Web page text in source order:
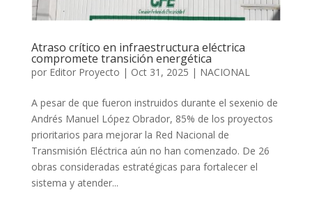
Atraso crítico en infraestructura eléctrica
compromete transición energética
por Editor Proyecto | Oct 31, 2025 | NACIONAL
A pesar de que fueron instruidos durante el sexenio de
Andrés Manuel López Obrador, 85% de los proyectos
prioritarios para mejorar la Red Nacional de
Transmisión Eléctrica aún no han comenzado. De 26
obras consideradas estratégicas para fortalecer el
sistema y atender...